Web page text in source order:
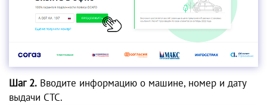
Шаг 2. Вводите информацию о машине, номер и дату
выдачи СТС.